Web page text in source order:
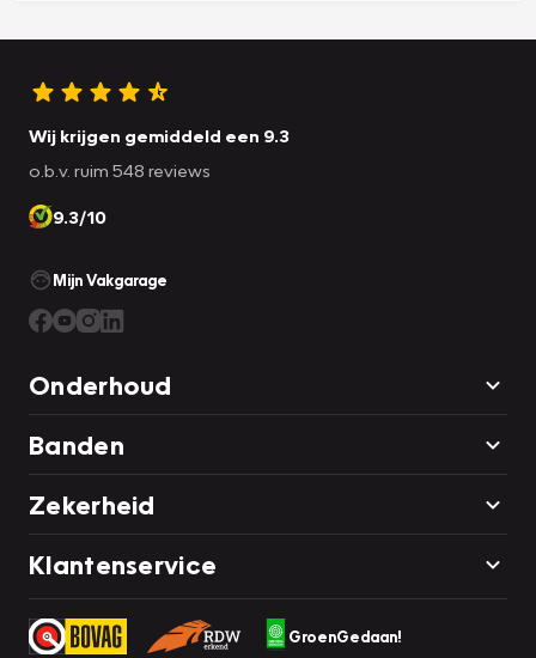
Wij krijgen gemiddeld een 9.3
o.b.v. ruim 548 reviews
9.3/10
Mijn Vakgarage
Onderhoud
Banden
Zekerheid
Klantenservice
GroenGedaan!